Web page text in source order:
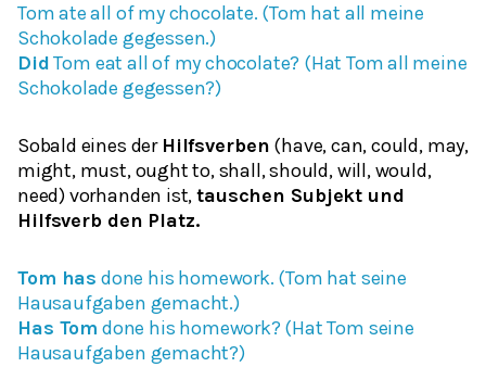
Tom ate all of my chocolate. (Tom hat all meine
Schokolade gegessen.)
DidTom eat all of my chocolate? (Hat Tom all meine
Schokolade gegessen?)
Sobald eines der Hilfsverben (have, can, could, may,
might, must, ought to, shall, should, will, would,
need) vorhanden ist,tauschen Subjekt und
Hilfsverb den Platz.
Tom has done his homework. (Tom hat seine
Hausaufgaben gemacht.)
Has Tom done his homework? (Hat Tom seine
Hausaufgaben gemacht?)